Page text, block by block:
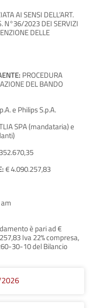
AI SENSI DELL’ART.
N°36/2023 DEI SERVIZI
DELLE
PROCEDURA
DEL BANDO
e Philips S.p.A.
SPA (mandataria) e
€ 4.090.257,83
è pari ad €
Iva 22% compresa,
30-10 del Bilancio